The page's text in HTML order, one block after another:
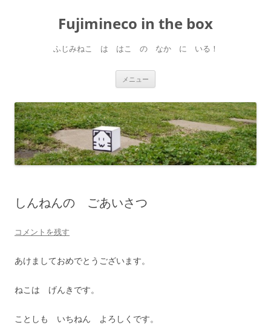
Fujimineco in the box
ふじみねこ は はこ の なか に いる！
メニュー
しんねんの ごあいさつ
コメントを残す
あけましておめでとうございます。
ねこは げんきです。
ことしも いちねん よろしくです。